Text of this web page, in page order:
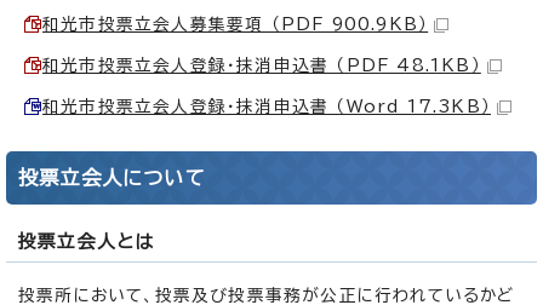
和光市投票立会人募集要項 （PDF 900.9KB）
和光市投票立会人登録・抹消申込書 （PDF 48.1KB）
和光市投票立会人登録・抹消申込書 （Word 17.3KB）
投票立会人について
投票立会人とは
投票所において、投票及び投票事務が公正に行われているかど